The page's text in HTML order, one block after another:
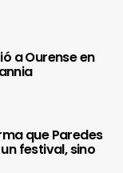
a Ourense en
que Paredes
festival, sino